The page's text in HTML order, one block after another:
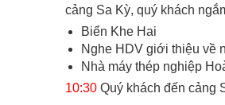
cảng Sa Kỳ, quý khách
Biển Khe Hai
Nghe HDV giới thiệu về
Nhà máy thép nghiệp
10:30 Quý khách đến cảng